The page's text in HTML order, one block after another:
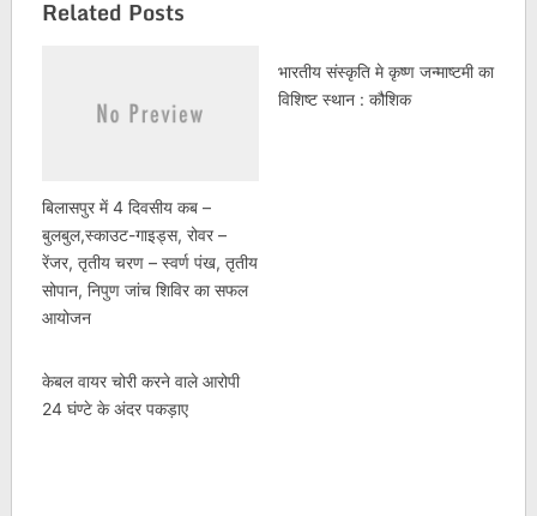
Related Posts
बिलासपुर में 4 दिवसीय कब –
बुलबुल,स्काउट-गाइड्स, रोवर –
रेंजर, तृतीय चरण – स्वर्ण पंख, तृतीय
सोपान, निपुण जांच शिविर का सफल
आयोजन
भारतीय संस्कृति मे कृष्ण जन्माष्टमी का
विशिष्ट स्थान : कौशिक
केबल वायर चोरी करने वाले आरोपी
24 घंण्टे के अंदर पकड़ाए